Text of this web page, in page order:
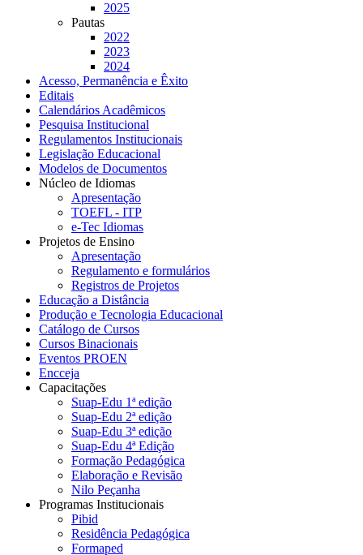
2025
Pautas
2022
2023
2024
Acesso, Permanência e Êxito
Editais
Calendários Acadêmicos
Pesquisa Institucional
Regulamentos Institucionais
Legislação Educacional
Modelos de Documentos
Núcleo de Idiomas
Apresentação
TOEFL - ITP
e-Tec Idiomas
Projetos de Ensino
Apresentação
Regulamento e formulários
Registros de Projetos
Educação a Distância
Produção e Tecnologia Educacional
Catálogo de Cursos
Cursos Binacionais
Eventos PROEN
Encceja
Capacitações
Suap-Edu 1ª edição
Suap-Edu 2ª edição
Suap-Edu 3ª edição
Suap-Edu 4ª Edição
Formação Pedagógica
Elaboração e Revisão
Nilo Peçanha
Programas Institucionais
Pibid
Residência Pedagógica
Formaped